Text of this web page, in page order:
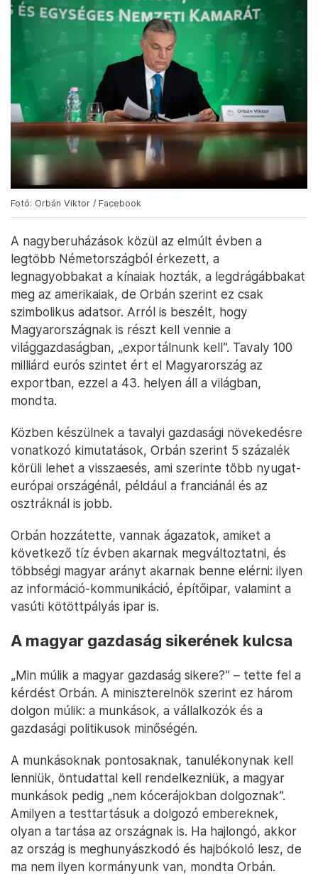
Fotó: Orbán Viktor / Facebook
A nagyberuházások közül az elmúlt évben a
legtöbb Németországból érkezett, a
legnagyobbakat a kínaiak hozták, a legdrágábbakat
meg az amerikaiak, de Orbán szerint ez csak
szimbolikus adatsor. Arról is beszélt, hogy
Magyarországnak is részt kell vennie a
világgazdaságban, „exportálnunk kell”. Tavaly 100
milliárd eurós szintet ért el Magyarország az
exportban, ezzel a 43. helyen áll a világban,
mondta.
Közben készülnek a tavalyi gazdasági növekedésre
vonatkozó kimutatások, Orbán szerint 5 százalék
körüli lehet a visszaesés, ami szerinte több nyugat-
európai országénál, például a franciánál és az
osztráknál is jobb.
Orbán hozzátette, vannak ágazatok, amiket a
következő tíz évben akarnak megváltoztatni, és
többségi magyar arányt akarnak benne elérni: ilyen
az információ-kommunikáció, építőipar, valamint a
vasúti kötöttpályás ipar is.
A magyar gazdaság sikerének kulcsa
„Min múlik a magyar gazdaság sikere?” – tette fel a
kérdést Orbán. A miniszterelnök szerint ez három
dolgon múlik: a munkások, a vállalkozók és a
gazdasági politikusok minőségén.
A munkásoknak pontosaknak, tanulékonynak kell
lenniük, öntudattal kell rendelkezniük, a magyar
munkások pedig „nem kócerájokban dolgoznak”.
Amilyen a testtartásuk a dolgozó embereknek,
olyan a tartása az országnak is. Ha hajlongó, akkor
az ország is meghunyászkodó és hajbókoló lesz, de
ma nem ilyen kormányunk van, mondta Orbán.